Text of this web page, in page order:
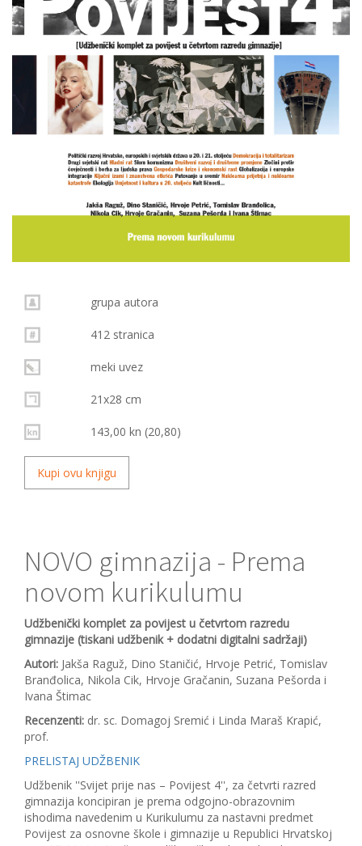
grupa autora
412 stranica
meki uvez
21x28 cm
143,00 kn (20,80)
Kupi ovu knjigu
NOVO gimnazija - Prema
novom kurikulumu
Udžbenički komplet za povijest u četvrtom razredu
gimnazije (tiskani udžbenik + dodatni digitalni sadržaji)
Autori: Jakša Raguž, Dino Staničić, Hrvoje Petrić, Tomislav
Branđolica, Nikola Cik, Hrvoje Gračanin, Suzana Pešorda i
Ivana Štimac
Recenzenti: dr. sc. Domagoj Sremić i Linda Maraš Krapić,
prof.
PRELISTAJ UDŽBENIK
Udžbenik ''Svijet prije nas – Povijest 4'', za četvrti razred
gimnazija koncipiran je prema odgojno-obrazovnim
ishodima navedenim u Kurikulumu za nastavni predmet
Povijest za osnovne škole i gimnazije u Republici Hrvatskoj